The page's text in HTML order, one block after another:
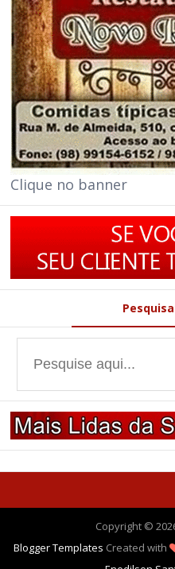
Clique no banner
Copyright ©
Blogger Templates Created with